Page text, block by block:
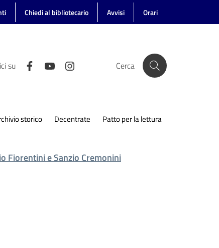
Chiedi al bibliotecario Avvisi Orari
su Cerca
storico Decentrate Patto per la lettura
Fiorentini e Sanzio Cremonini